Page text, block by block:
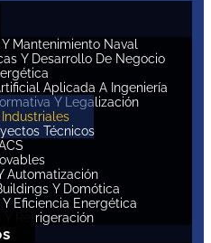
Y Mantenimiento Naval
Y Desarrollo De Negocio
Aplicada A Ingeniería
Y Legalización
Industriales
Técnicos
Automatización
Y Domótica
Eficiencia Energética
Y Refrigeración